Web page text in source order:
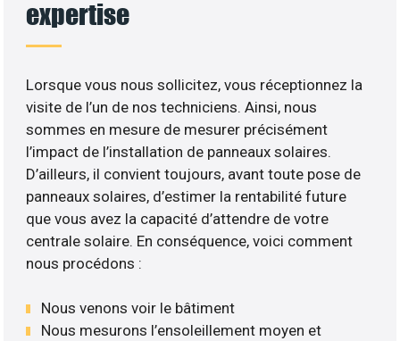
expertise
Lorsque vous nous sollicitez, vous réceptionnez la
visite de l’un de nos techniciens. Ainsi, nous
sommes en mesure de mesurer précisément
l’impact de l’installation de panneaux solaires.
D’ailleurs, il convient toujours, avant toute pose de
panneaux solaires, d’estimer la rentabilité future
que vous avez la capacité d’attendre de votre
centrale solaire. En conséquence, voici comment
nous procédons :
Nous venons voir le bâtiment
Nous mesurons l’ensoleillement moyen et